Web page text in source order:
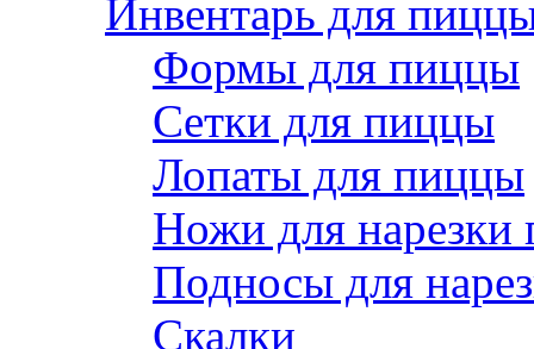
Инвентарь для
Формы для пиццы
Сетки для пиццы
Лопаты для пиццы
Ножи для нарезки
Подносы для
Скалки